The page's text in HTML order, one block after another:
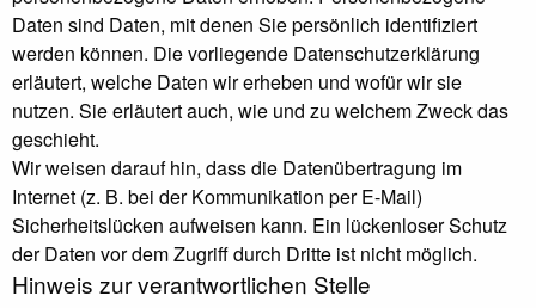
Daten sind Daten, mit denen Sie persönlich identifiziert
werden können. Die vorliegende Datenschutzerklärung
erläutert, welche Daten wir erheben und wofür wir sie
nutzen. Sie erläutert auch, wie und zu welchem Zweck das
geschieht.
Wir weisen darauf hin, dass die Datenübertragung im
Internet (z. B. bei der Kommunikation per E-Mail)
Sicherheitslücken aufweisen kann. Ein lückenloser Schutz
der Daten vor dem Zugriff durch Dritte ist nicht möglich.
Hinweis zur verantwortlichen Stelle